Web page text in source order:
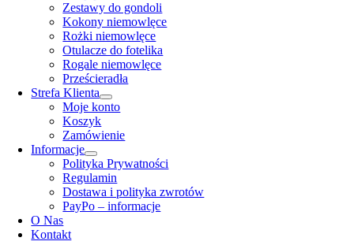
Zestawy do gondoli
Kokony niemowlęce
Rożki niemowlęce
Otulacze do fotelika
Rogale niemowlęce
Prześcieradła
Strefa Klienta
Moje konto
Koszyk
Zamówienie
Informacje
Polityka Prywatności
Regulamin
Dostawa i polityka zwrotów
PayPo – informacje
O Nas
Kontakt